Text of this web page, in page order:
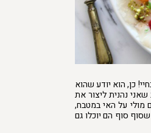
כן, הוא יודע שהוא
נהנית ליצור את
מולי על האי במטבח,
סוף הם יוכלו גם